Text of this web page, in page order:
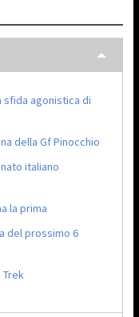
sfida agonistica di
della Gf Pinocchio
italiano
la prima
del prossimo 6
Trek